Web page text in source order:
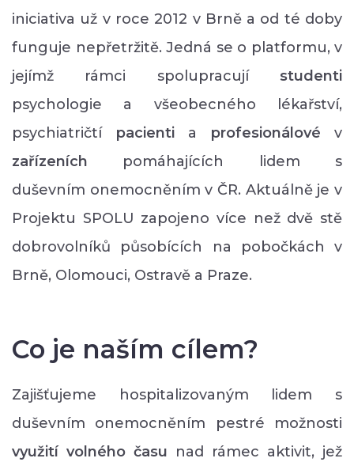
iniciativa už v roce 2012 v Brně a od té doby
funguje nepřetržitě. Jedná se o platformu, v
jejímž rámci spolupracují studenti
psychologie a všeobecného lékařství,
psychiatričtí pacientia profesionálové v
zařízeních pomáhajících lidem s
duševním onemocněním v ČR. Aktuálně je v
Projektu SPOLU zapojeno více než dvě stě
dobrovolníků působících na pobočkách v
Brně, Olomouci, Ostravě a Praze.
Co je naším cílem?
Zajišťujeme hospitalizovaným lidem s
duševním onemocněním pestré možnosti
využití volného času nad rámec aktivit, jež